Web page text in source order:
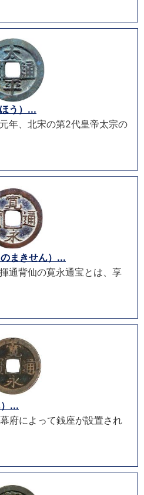
う）...
年、北宋の第2代皇帝太宗の
まきせん）...
通背仙の寛永通宝とは、享
...
府によって銭座が設置され